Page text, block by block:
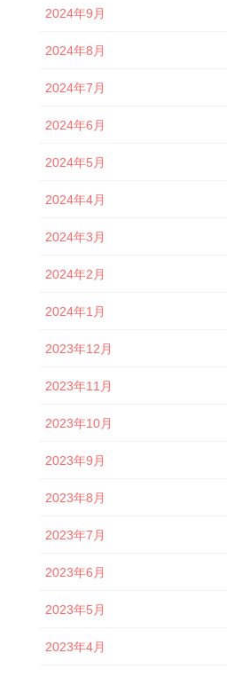
2024年9月
2024年8月
2024年7月
2024年6月
2024年5月
2024年4月
2024年3月
2024年2月
2024年1月
2023年12月
2023年11月
2023年10月
2023年9月
2023年8月
2023年7月
2023年6月
2023年5月
2023年4月